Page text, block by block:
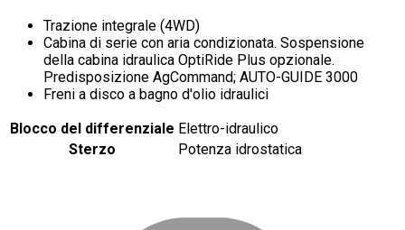
Trazione integrale (4WD)
Cabina di serie con aria condizionata. Sospensione
della cabina idraulica OptiRide Plus opzionale.
Predisposizione AgCommand; AUTO-GUIDE 3000
Freni a disco a bagno d'olio idraulici
Blocco del differenziale Elettro-idraulico
Sterzo
Potenza idrostatica